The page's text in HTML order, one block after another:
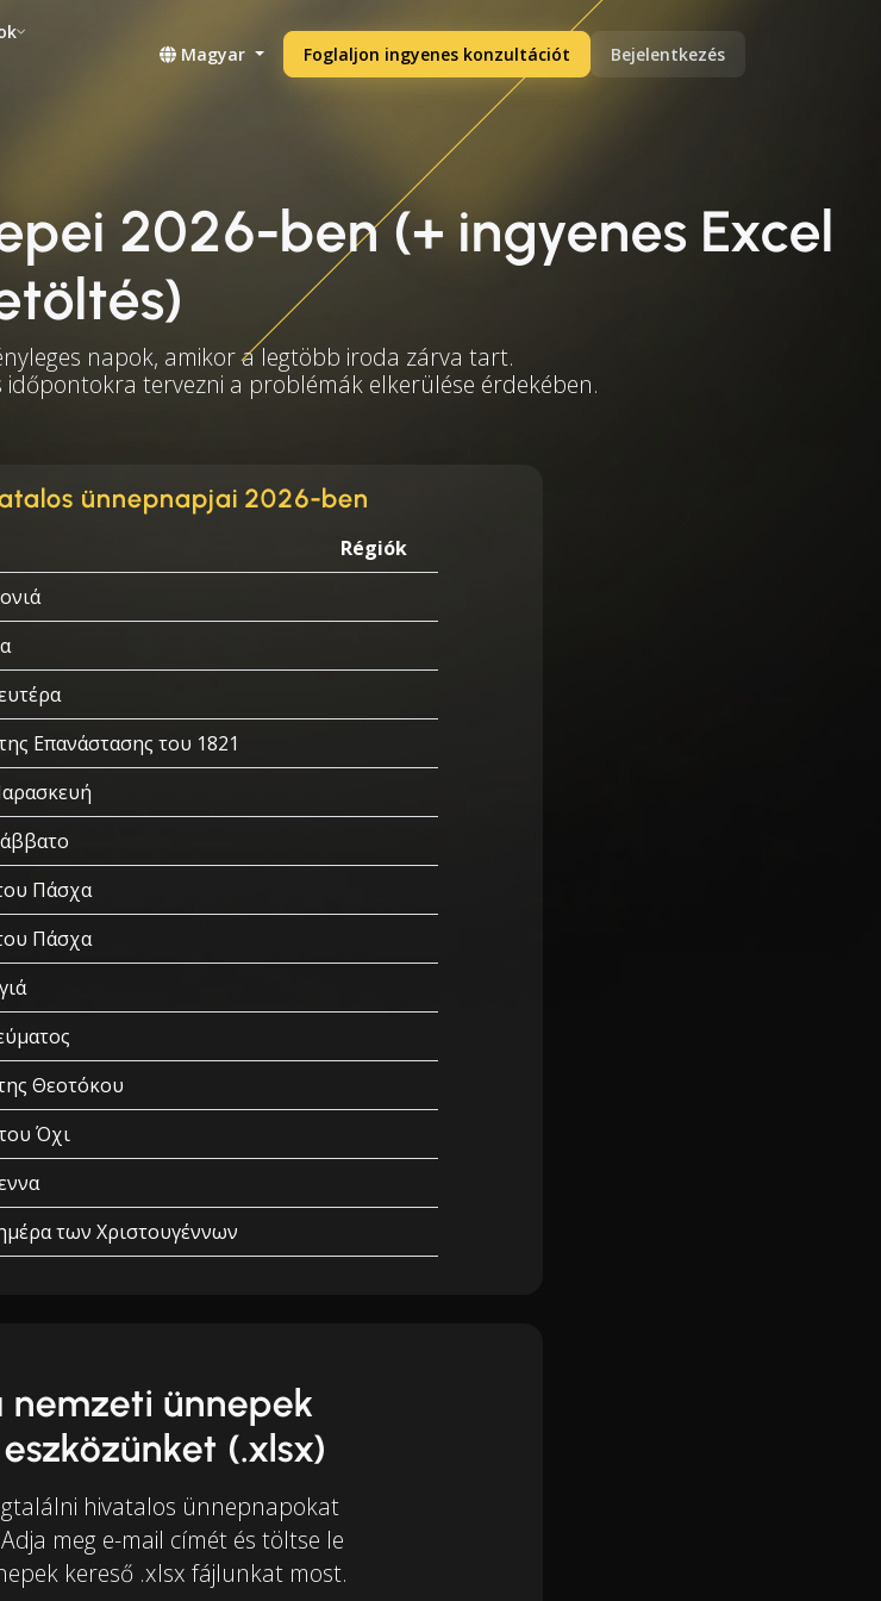
Magyar Foglaljon ingyenes konzultációt Bejelentkezés
2026-ben (+ ingyenes Excel
napok, amikor a legtöbb iroda zárva tart.
tervezni a problémák elkerülése érdekében.
ünnepnapjai 2026-ben
Régiók
Επανάστασης του 1821
Πάσχα
Πάσχα
Θεοτόκου
Όχι
των Χριστουγέννων
nemzeti ünnepek
(.xlsx)
hivatalos ünnepnapokat
meg e-mail címét és töltse le
kereső .xlsx fájlunkat most.